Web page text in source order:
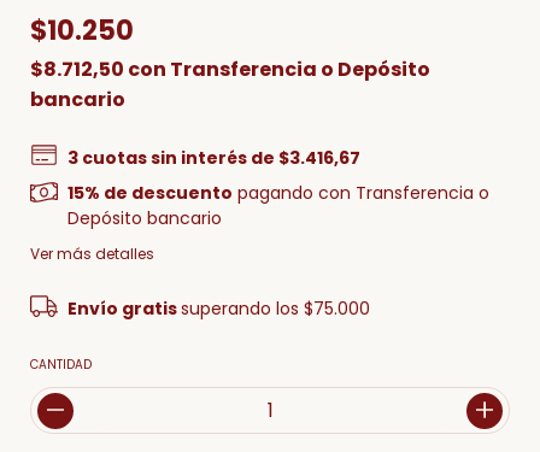
$10.250
$8.712,50 con Transferencia o Depósito
bancario
3 cuotas sin interés de $3.416,67
15% de descuento pagando con Transferencia o
Depósito bancario
Ver más detalles
Envío gratissuperando los$75.000
CANTIDAD